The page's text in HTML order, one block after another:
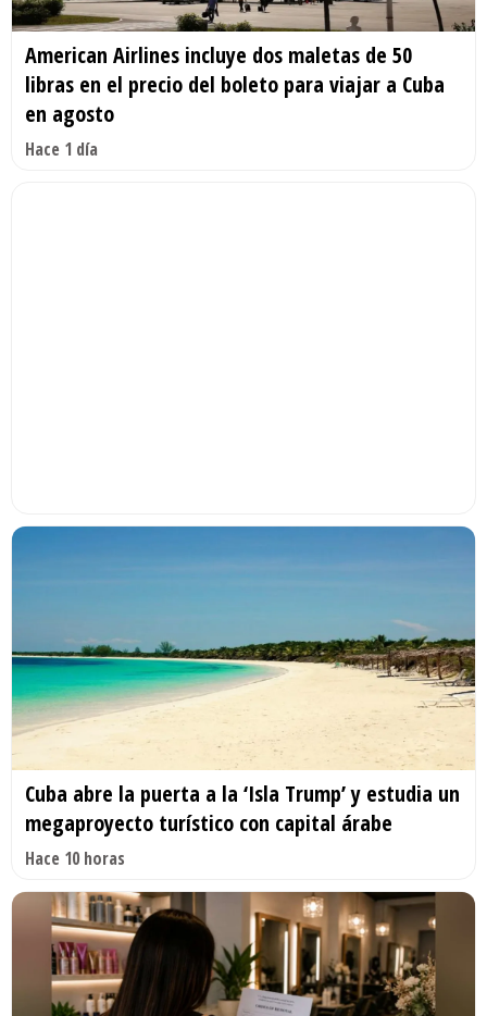
American Airlines incluye dos maletas de 50
libras en el precio del boleto para viajar a Cuba
en agosto
Hace 1 día
Cuba abre la puerta a la ‘Isla Trump’ y estudia un
megaproyecto turístico con capital árabe
Hace 10 horas